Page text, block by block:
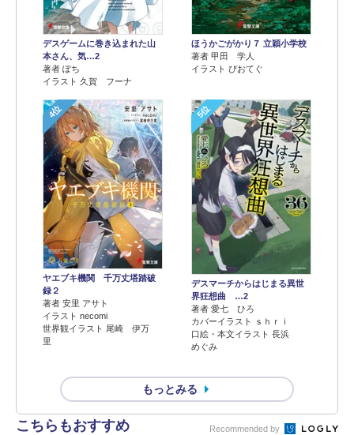
デスゲームに巻き込まれた山
本さん、気…2
著者 ぽち
イラスト 久賀 フーナ
ほうかごがかり７ 立穎小学校
著者 甲田 学人
イラスト ぴおてぐ
4位
ヤエブキ機関 千万丈塔踏破
録２
著者 安里 アサト
イラスト necomi
世界観イラスト 尾崎 伊万
里
5位
デスマーチからはじまる異世
界狂想曲 …2
著者 愛七 ひろ
カバーイラスト ｓｈｒｉ
口絵・本文イラスト 長浜
めぐみ
もっとみる
こちらもおすすめ Recommended by